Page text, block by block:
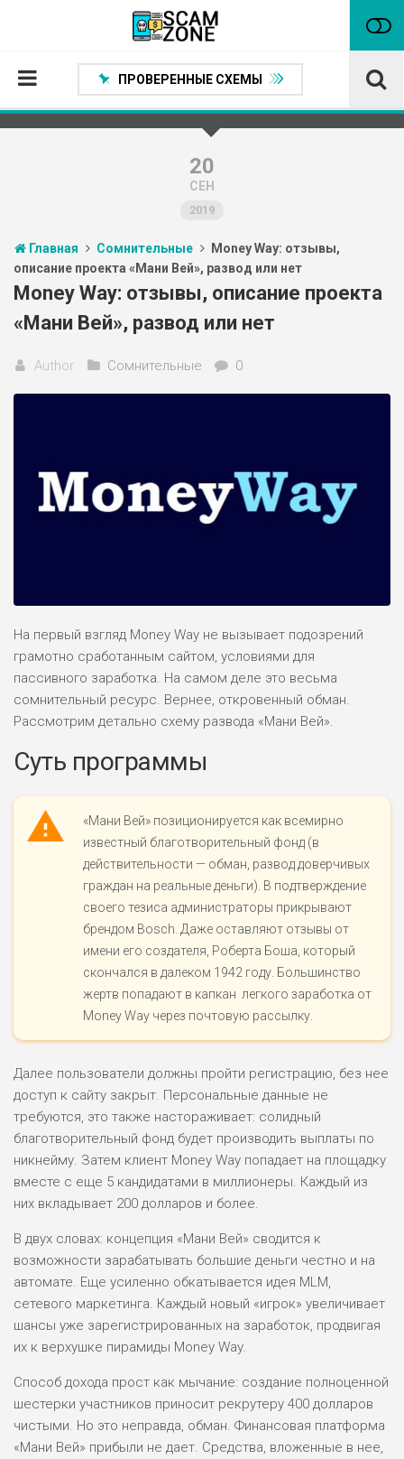
Проверенные способы заработка
Статьи
Партнеры
ПРОВЕРЕННЫЕ СХЕМЫ
20
СЕН
2019
Главная Сомнительные
Money Way: отзывы,
описание проекта «Мани Вей», развод или нет
Money Way: отзывы, описание проекта
«Мани Вей», развод или нет
Author Сомнительные 0
На первый взгляд Money Way не вызывает подозрений
грамотно сработанным сайтом, условиями для
пассивного заработка. На самом деле это весьма
сомнительный ресурс. Вернее, откровенный обман.
Рассмотрим детально схему развода «Мани Вей».
Суть программы
«Мани Вей» позиционируется как всемирно
известный благотворительный фонд (в
действительности — обман, развод доверчивых
граждан на реальные деньги). В подтверждение
своего тезиса администраторы прикрывают
брендом Bosch. Даже оставляют отзывы от
имени его создателя, Роберта Боша, который
скончался в далеком 1942 году. Большинство
жертв попадают в капкан легкого заработка от
Money Way через почтовую рассылку.
Далее пользователи должны пройти регистрацию, без нее
доступ к сайту закрыт. Персональные данные не
требуются, это также настораживает: солидный
благотворительный фонд будет производить выплаты по
никнейму. Затем клиент Money Way попадает на площадку
вместе с еще 5 кандидатами в миллионеры. Каждый из
них вкладывает 200 долларов и более.
В двух словах: концепция «Мани Вей» сводится к
возможности зарабатывать большие деньги честно и на
автомате. Еще усиленно обкатывается идея MLM,
сетевого маркетинга. Каждый новый «игрок» увеличивает
шансы уже зарегистрированных на заработок, продвигая
их к верхушке пирамиды Money Way.
Способ дохода прост как мычание: создание полноценной
шестерки участников приносит рекрутеру 400 долларов
чистыми. Но это неправда, обман. Финансовая платформа
«Мани Вей» прибыли не дает. Средства, вложенные в нее,